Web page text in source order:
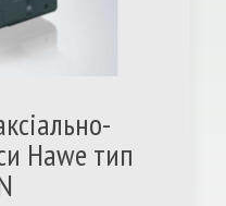
Hawe тип